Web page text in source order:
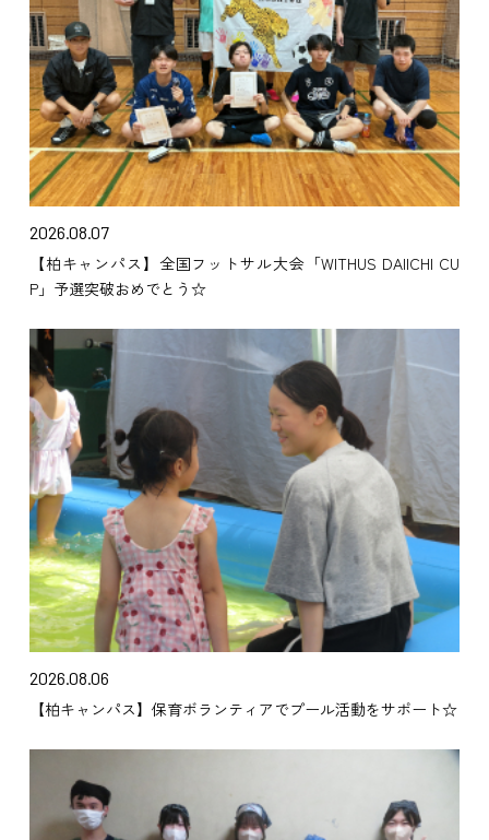
2026.08.07
【柏キャンパス】全国フットサル大会「WITHUS DAIICHI CU
P」予選突破おめでとう☆
2026.08.06
【柏キャンパス】保育ボランティアでプール活動をサポート☆